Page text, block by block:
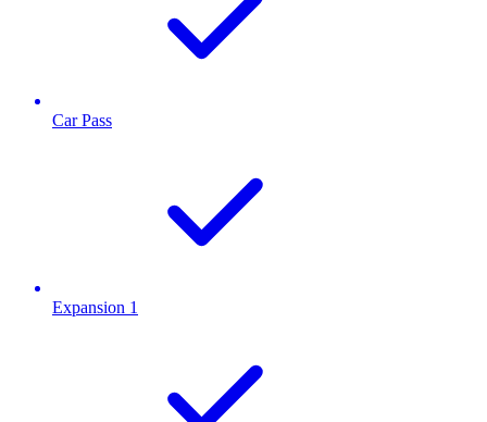
Car Pass
Expansion 1